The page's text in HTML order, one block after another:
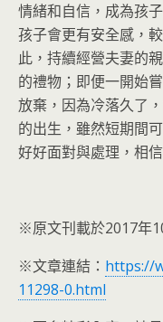
情緒和自信，成為孩
孩子會更有安全感，
此，持續經營夫妻的
的禮物；即便一開始
放棄，因為冷落久了
的出生，雖然短期間
好好面對與處理，相
※原文刊載於2017年
※文章連結： https://
11298-0.html